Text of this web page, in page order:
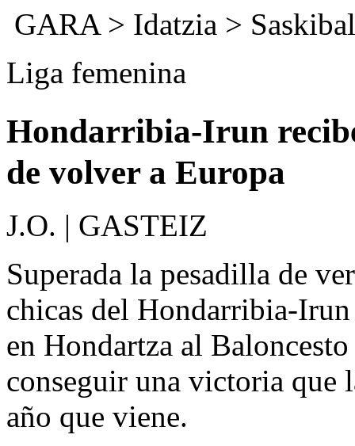
GARA> Idatzia >
Liga femenina
Hondarribia-Irun
de volver a Europa
J.O. | GASTEIZ
Superada la pesadilla de
chicas del Hondarribia-Irun
en Hondartza al
conseguir una victoria que
año que viene.